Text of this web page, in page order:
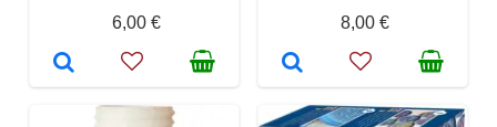
6,00 €
8,00 €